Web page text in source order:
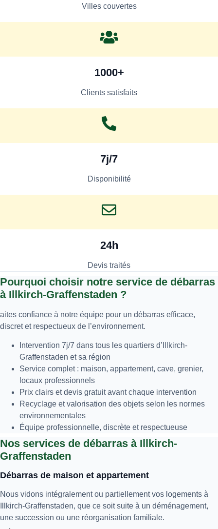
Villes couvertes
1000+
Clients satisfaits
7j/7
Disponibilité
24h
Devis traités
Pourquoi choisir notre service de débarras
à Illkirch-Graffenstaden ?
aites confiance à notre équipe pour un débarras efficace,
discret et respectueux de l’environnement.
Intervention 7j/7 dans tous les quartiers d’Illkirch-
Graffenstaden et sa région
Service complet : maison, appartement, cave, grenier,
locaux professionnels
Prix clairs et devis gratuit avant chaque intervention
Recyclage et valorisation des objets selon les normes
environnementales
Équipe professionnelle, discrète et respectueuse
Nos services de débarras à Illkirch-
Graffenstaden
Débarras de maison et appartement
Nous vidons intégralement ou partiellement vos logements à
Illkirch-Graffenstaden, que ce soit suite à un déménagement,
une succession ou une réorganisation familiale.